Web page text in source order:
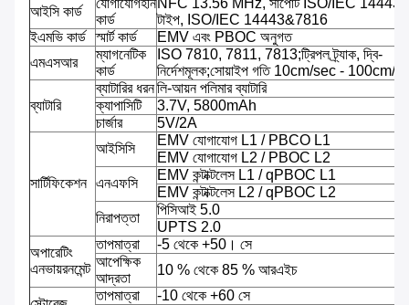
আইসি কার্ড
যোগাযোগহীন
কার্ড
NFC 13.56 MHz, সাপোর্ট ISO/IEC 14443
টাইপ, ISO/IEC 14443&7816
ইএমভি কার্ড
স্মার্ট কার্ড
EMV এবং PBOC অনুগত
এমএসআর
ম্যাগনেটিক
কার্ড
ISO 7810, 7811, 7813;ট্রিপল ট্র্যাক, দ্বি-
নির্দেশমূলক;সোয়াইপ গতি 10cm/sec - 100cm/
ব্যাটারি
ব্যাটারির ধরনলি-আয়ন পলিমার ব্যাটারি
ক্যাপাসিটি
3.7V, 5800mAh
চার্জার
5V/2A
সার্টিফিকেশন
আইসিসি
EMV যোগাযোগ L1 / PBCO L1
EMV যোগাযোগ L2 / PBOC L2
এনএফসি
EMV কন্টাক্টলেস L1 / qPBOC L1
EMV কন্টাক্টলেস L2 / qPBOC L2
নিরাপত্তা
পিসিআই 5.0
UPTS 2.0
অপারেটিং
এনভায়রনমেন্ট
তাপমাত্রা
-5 থেকে +50। সে
আপেক্ষিক
আদ্রতা
10 % থেকে 85 % আরএইচ
তাপমাত্রা -10 থেকে +60 সে